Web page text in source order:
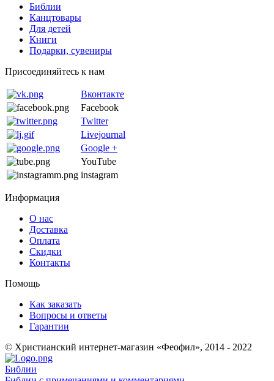
Библии
Канцтовары
Для детей
Книги
Подарки, сувениры
Присоединяйтесь к нам
Вконтакте
Facebook
Twitter
Livejournal
Google +
YouTube
instagram
Информация
О нас
Доставка
Оплата
Скидки
Контакты
Помощь
Как заказать
Вопросы и ответы
Гарантии
© Христианский интернет-магазин «Феофил», 2014 - 2022
Библии